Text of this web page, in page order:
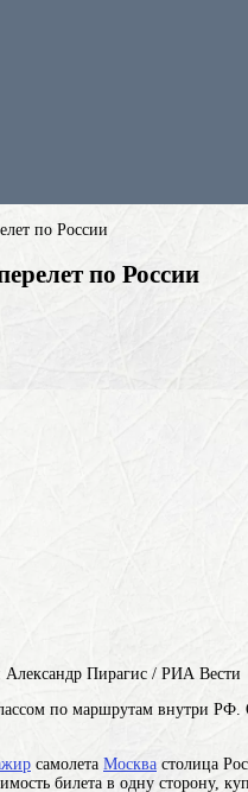
по России
по России
Александр Пирагис / РИА Вести
по маршрутам внутри
самолета Москва столица
билета в одну сторону,